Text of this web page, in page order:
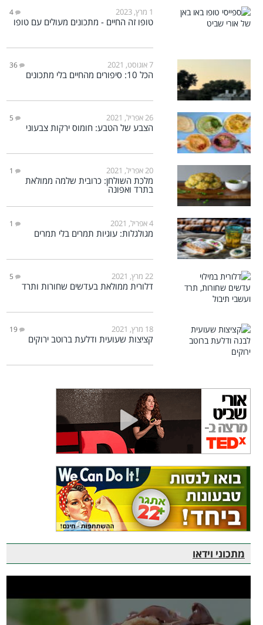
1 מרץ, 2023 4
טופו זה החיים - מתכונים מעולים עם טופו
7 אוגוסט, 2021 36
הכל 10: סיפורים מהחיים בלי מתכונים
26 אפריל, 2021 5
הצבע של הטבע: חומוס ירקות צבעוני
20 אפריל, 2021 1
מלכת השולחן: כרובית שלמה ממולאת
בתרד ואפונה
4 אפריל, 2021 1
מגולגלות: עוגיות תמרים בלי תמרים
22 מרץ, 2021 5
דלורית ממולאת בעדשים שחורות ותרד
18 מרץ, 2021 19
קציצות שעועית ודלעת ברוטב ירוקים
מתכוני וידאו